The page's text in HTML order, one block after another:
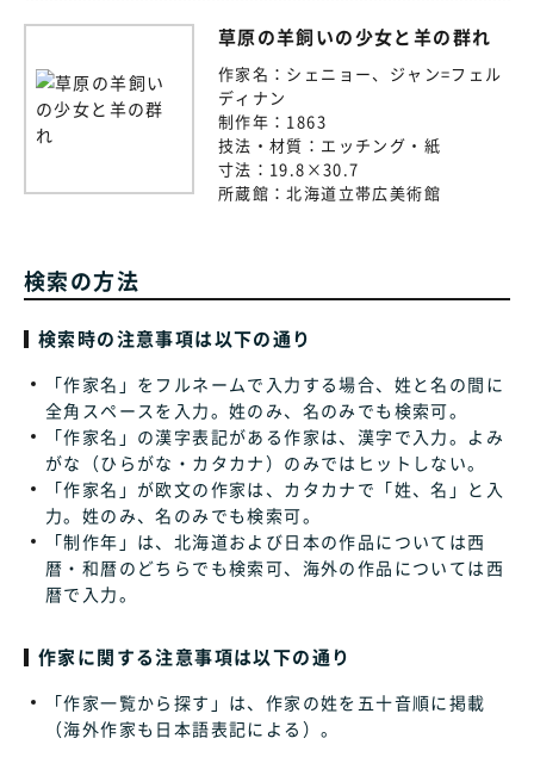
草原の羊飼いの少女と羊の群れ
作家名： シェニョー、ジャン=フェル
ディナン
制作年： 1863
技法・材質： エッチング・紙
寸法： 19.8×30.7
所蔵館：北海道立帯広美術館
検索の方法
検索時の注意事項は以下の通り
「作家名」をフルネームで入力する場合、姓と名の間に
全角スペースを入力。姓のみ、名のみでも検索可。
「作家名」の漢字表記がある作家は、漢字で入力。よみ
がな（ひらがな・カタカナ）のみではヒットしない。
「作家名」が欧文の作家は、カタカナで「姓、名」と入
力。姓のみ、名のみでも検索可。
「制作年」は、北海道および日本の作品については西
暦・和暦のどちらでも検索可、海外の作品については西
暦で入力。
作家に関する注意事項は以下の通り
「作家一覧から探す」は、作家の姓を五十音順に掲載
（海外作家も日本語表記による）。